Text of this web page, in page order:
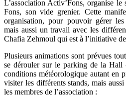
L’association Activ’Fons, organise
Fons, son vide grenier. Cette
organisation, pour pouvoir gérer les
mais aussi un travail avec les
Chafia Zehmoul qui est à l’initiative
Plusieurs animations sont prévues
se dérouler sur le parking de la Hall
conditions météorologique autant en
visiter les différents stands, mais
les membres de l’association :